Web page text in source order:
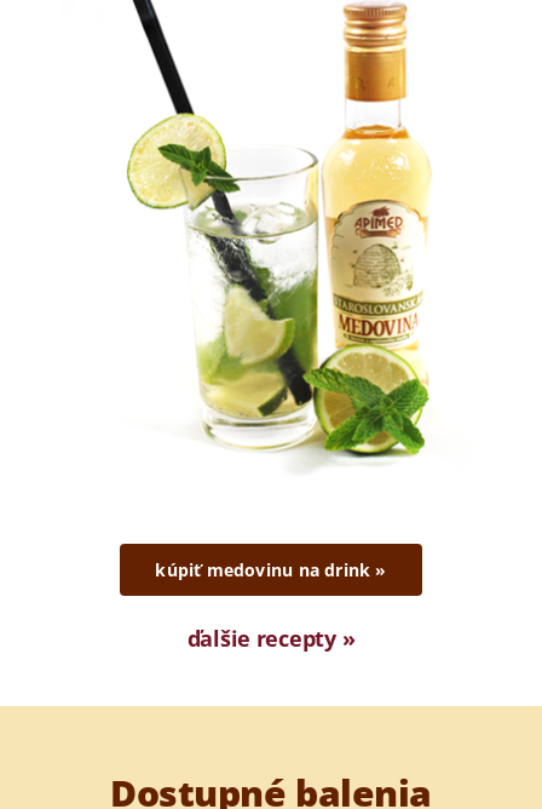
kúpiť medovinu na drink »
ďalšie recepty »
Dostupné balenia